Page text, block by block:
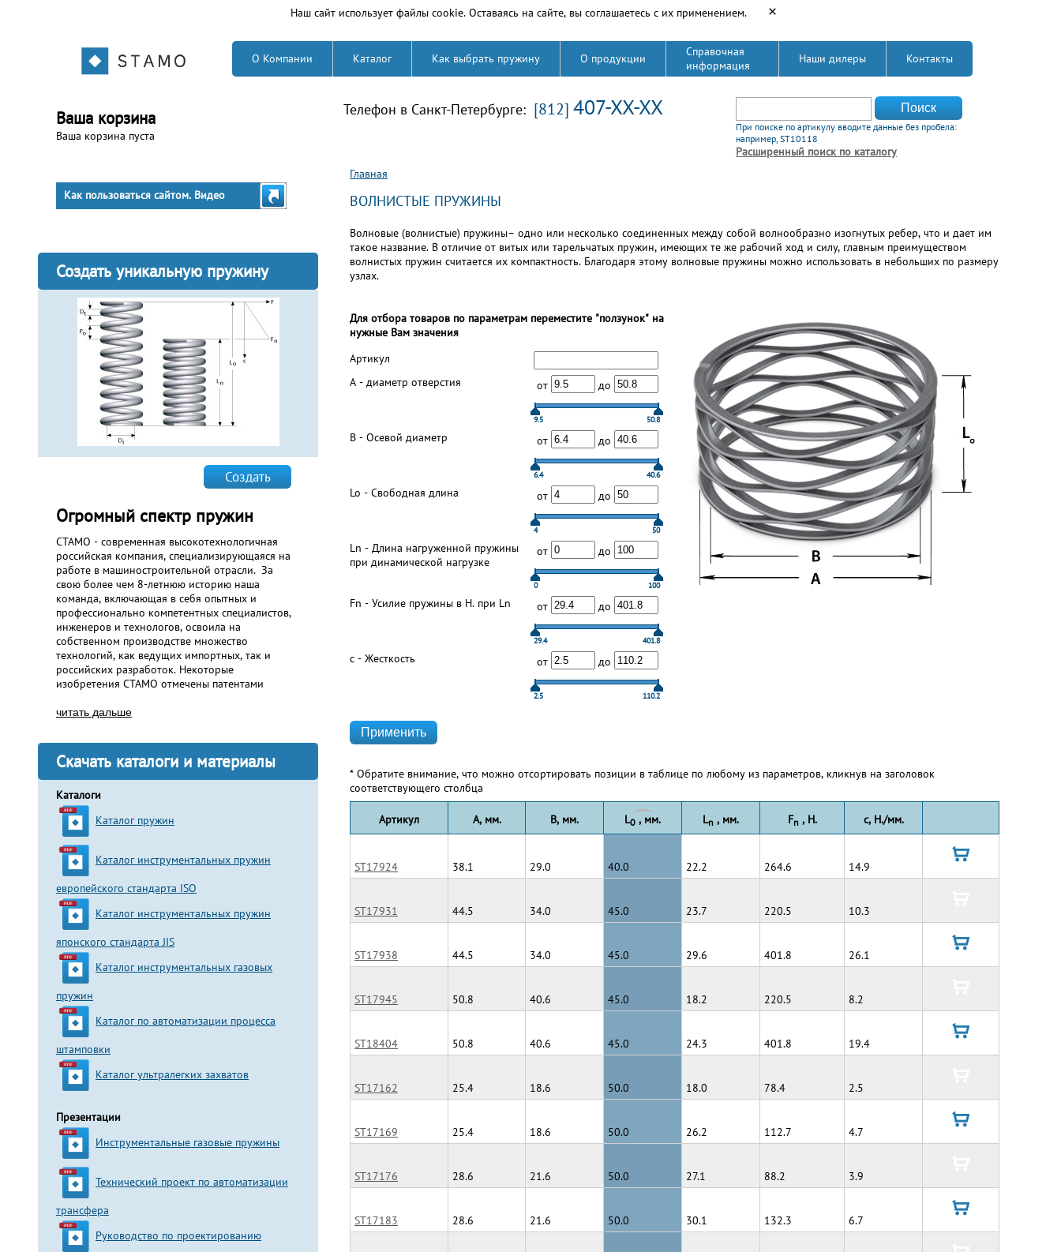
Наш сайт использует файлы cookie. Оставаясь на сайте, вы соглашаетесь с их применением. ×
О Компании Каталог Как выбрать пружину О продукции
Справочная
информация
Наши дилеры Контакты
Телефон в Санкт-Петербурге: [812] 407-XX-XX Форма поиска
Поиск
При поиске по артикулу вводите данные без пробела:
например, ST10118
Расширенный поиск по каталогу
Ваша корзина
Ваша корзина пуста
Как пользоваться сайтом. Видео
Создать уникальную пружину
Создать
Огромный спектр пружин
СТАМО - современная высокотехнологичная
российская компания, специализирующаяся на
работе в машиностроительной отрасли. За
свою более чем 8-летнюю историю наша
команда, включающая в себя опытных и
профессионально компетентных специалистов,
инженеров и технологов, освоила на
собственном производстве множество
технологий, как ведущих импортных, так и
российских разработок. Некоторые
изобретения СТАМО отмечены патентами
читать дальше
Скачать каталоги и материалы
Каталоги
Каталог пружин
Каталог инструментальных пружин
европейского стандарта ISO
Каталог инструментальных пружин
японского стандарта JIS
Каталог инструментальных газовых
пружин
Каталог по автоматизации процесса
штамповки
Каталог ультралегких захватов
Презентации
Инструментальные газовые пружины
Технический проект по автоматизации
трансфера
Руководство по проектированию
Вы здесь
Главная
ВОЛНИСТЫЕ ПРУЖИНЫ
Волновые (волнистые) пружины– одно или несколько соединенных между собой волнообразно изогнутых ребер, что и дает им
такое название. В отличие от витых или тарельчатых пружин, имеющих те же рабочий ход и силу, главным преимуществом
волнистых пружин считается их компактность. Благодаря этому волновые пружины можно использовать в небольших по размеру
узлах.
Для отбора товаров по параметрам переместите "ползунок" на
нужные Вам значения
Артикул
А - диаметр отверстия
от до
9.5 50.8
В - Осевой диаметр от до
6.4 40.6
Lo - Свободная длина от до
4 50
Ln - Длина нагруженной пружины
при динамической нагрузке
от до
0 100
Fn - Усилие пружины в Н. при Ln от до
29.4 401.8
с - Жесткость от до
2.5 110.2
* Обратите внимание, что можно отсортировать позиции в таблице по любому из параметров, кликнув на заголовок
соответствующего столбца
Артикул A, мм. B, мм. L0 , мм. Ln , мм. Fn, Н. c, Н./мм.
ST17924 38.1 29.0 40.0 22.2 264.6 14.9
в
ST17931 44.5 34.0 45.0 23.7 220.5 10.3
в
корзину
ST17938 44.5 34.0 45.0 29.6 401.8 26.1
в
ST17945 50.8 40.6 45.0 18.2 220.5 8.2
в
корзину
ST18404 50.8 40.6 45.0 24.3 401.8 19.4
в
ST17162 25.4 18.6 50.0 18.0 78.4 2.5
в
корзину
ST17169 25.4 18.6 50.0 26.2 112.7 4.7
в
ST17176 28.6 21.6 50.0 27.1 88.2 3.9
в
корзину
ST17183 28.6 21.6 50.0 30.1 132.3 6.7
в